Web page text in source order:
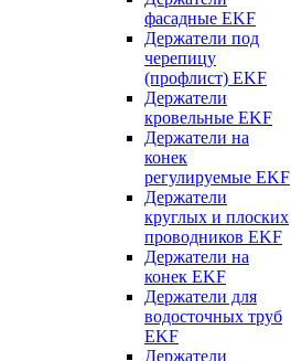
фасадные EKF
Держатели под
черепицу
(профлист) EKF
Держатели
кровельные EKF
Держатели на
конек
регулируемые EKF
Держатели
круглых и плоских
проводников EKF
Держатели на
конек EKF
Держатели для
водосточных труб
EKF
Держатели